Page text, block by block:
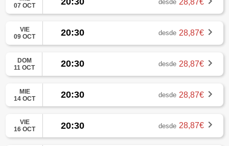
07 OCT
desde
VIE
09 OCT
20:30 desde 28,87€
DOM
11 OCT
20:30 desde 28,87€
MIE
14 OCT
20:30 desde 28,87€
VIE
16 OCT
20:30 desde 28,87€